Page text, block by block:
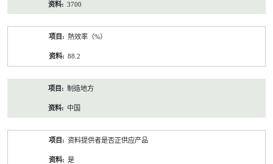
3700
熱效率（%）
88.2
制造地方
中国
资料提供者是否正供应产品
是